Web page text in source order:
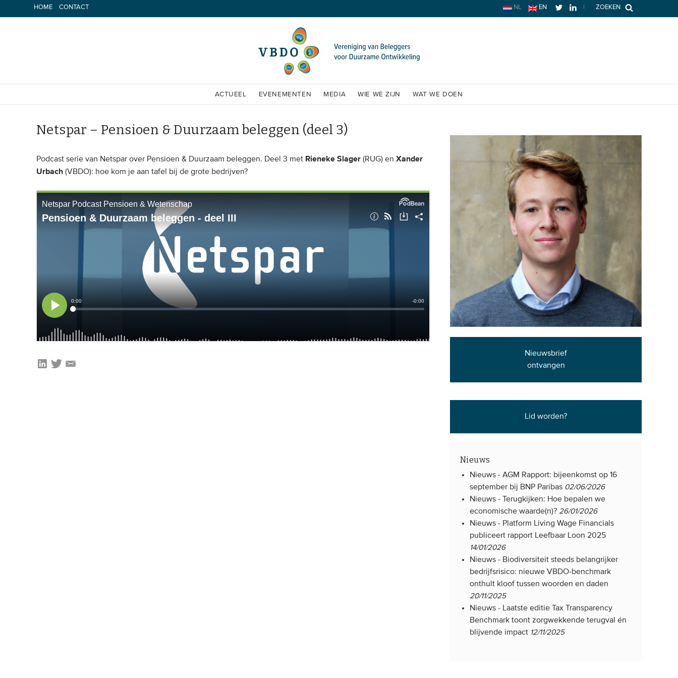
naar
HOME CONTACT ZOEKEN
NL EN
ACTUEEL EVENEMENTEN MEDIA WIE WE ZIJN WAT WE DOEN
Netspar – Pensioen & Duurzaam beleggen (deel 3)
Podcast serie van Netspar over Pensioen & Duurzaam beleggen. Deel 3 met Rieneke Slager (RUG) en Xander
Urbach (VBDO): hoe kom je aan tafel bij de grote bedrijven?
Nieuwsbrief
ontvangen
Lid worden?
Nieuws
Nieuws -AGM Rapport: bijeenkomst op 16
september bij BNP Paribas 02/06/2026
Nieuws -
Terugkijken: Hoe bepalen we
economische waarde(n)? 26/01/2026
Nieuws - Platform Living Wage Financials
publiceert rapport Leefbaar Loon 2025
14/01/2026
Nieuws - Biodiversiteit steeds belangrijker
bedrijfsrisico: nieuwe VBDO-benchmark
onthult kloof tussen woorden en daden
20/11/2025
Nieuws - Laatste editie Tax Transparency
Benchmark toont zorgwekkende terugval én
blijvende impact 12/11/2025